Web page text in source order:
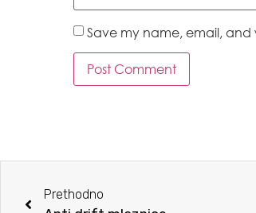
Save my name, email, and
Prethodno